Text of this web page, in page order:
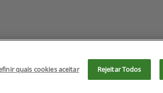
Aceitar
quais cookies aceitar Rejeitar Todos